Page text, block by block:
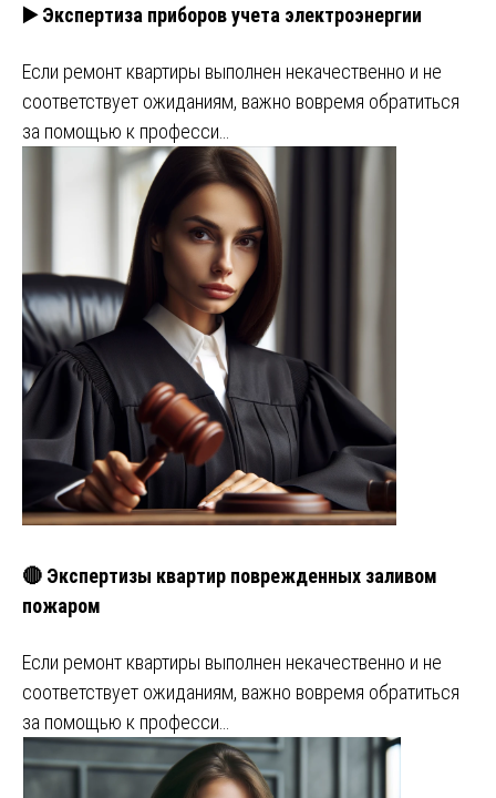
▶️ Экспертиза приборов учета электроэнергии
Если ремонт квартиры выполнен некачественно и не
соответствует ожиданиям, важно вовремя обратиться
за помощью к професси…
🔴 Экспертизы квартир поврежденных заливом
пожаром
Если ремонт квартиры выполнен некачественно и не
соответствует ожиданиям, важно вовремя обратиться
за помощью к професси…